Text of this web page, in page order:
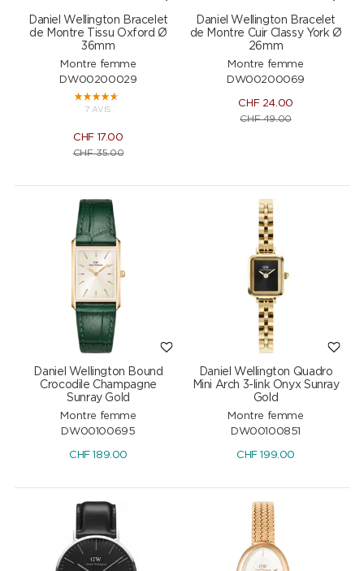
Daniel Wellington Bracelet
de Montre Tissu Oxford Ø
36mm
Montre femme
DW00200029
7 AVIS
CHF 17.00
CHF35.00
Daniel Wellington Bracelet
de Montre Cuir Classy York Ø
26mm
Montre femme
DW00200069
CHF24.00
CHF49.00
Daniel Wellington Bound
Crocodile Champagne
Sunray Gold
Montre femme
DW00100695
CHF189.00
Daniel Wellington Quadro
Mini Arch 3-link Onyx Sunray
Gold
Montre femme
DW00100851
CHF199.00